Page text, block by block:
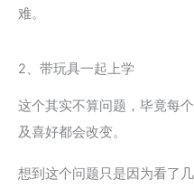
难。
2、带玩具一起上学
这个其实不算问题，毕竟每
及喜好都会改变。
想到这个问题只是因为看了